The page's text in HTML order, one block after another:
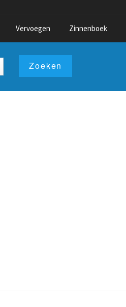
Vervoegen Zinnenboek